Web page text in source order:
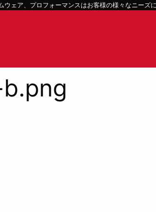
ェア、プロフォーマンスはお客様の様々なニーズ